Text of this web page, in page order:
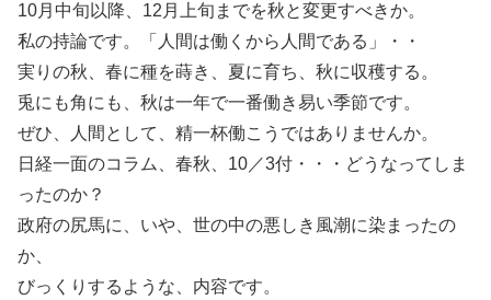
10月中旬以降、12月上旬までを秋と変更すべきか。
私の持論です。「人間は働くから人間である」・・
実りの秋、春に種を蒔き、夏に育ち、秋に収穫する。
兎にも角にも、秋は一年で一番働き易い季節です。
ぜひ、人間として、精一杯働こうではありませんか。
日経一面のコラム、春秋、10／3付・・・どうなってしま
ったのか？
政府の尻馬に、いや、世の中の悪しき風潮に染まったの
か、
びっくりするような、内容です。